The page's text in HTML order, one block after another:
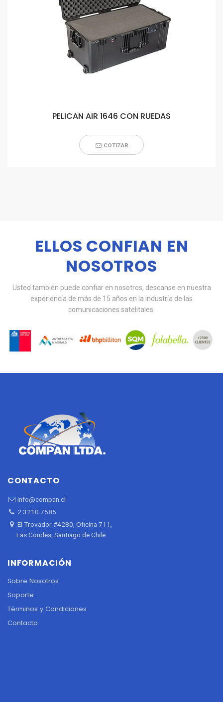
PELICAN AIR 1646 CON RUEDAS
COTIZAR
ELLOS CONFIAN EN
NOSOTROS
Usted también puede confiar en nosotros, descanse en nuestra
experiencía de más de 15 años en la industría de las
comunicaciones satelitales.
CONTACTO
info@compan.cl
2 3210 7585
El Trovador #4280, Oficina 711,
Las Condes, Santiago de Chile.
INFORMACIÓN
Sobre Nosotros
Soporte
Términos y Condiciones
Contacto